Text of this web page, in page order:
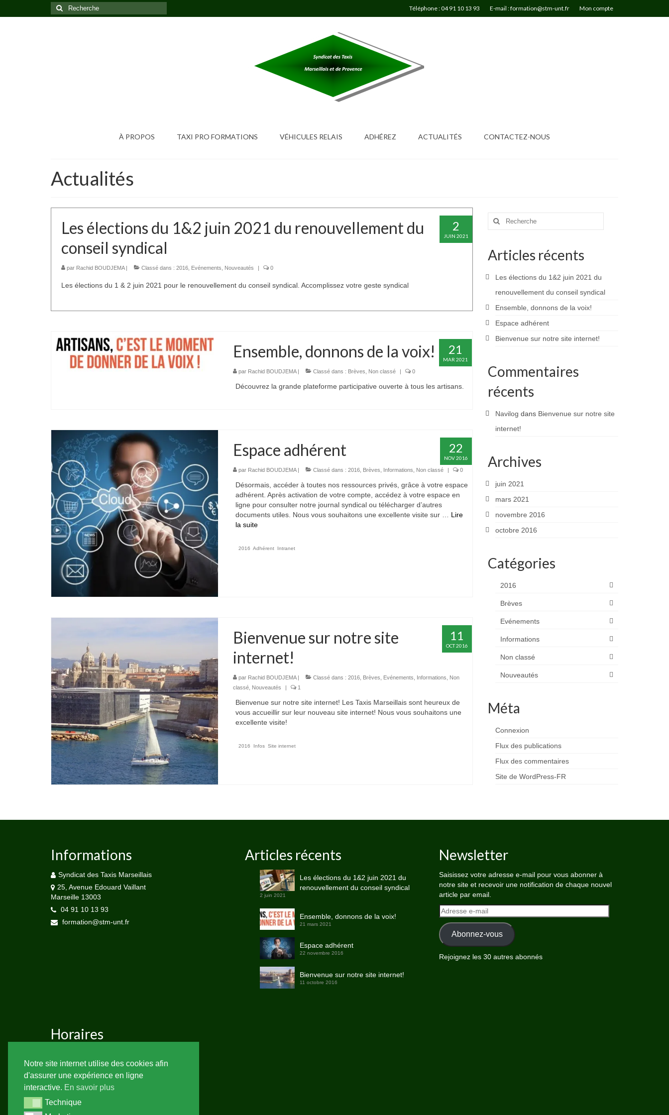
Téléphone : 04 91 10 13 93 E-mail : formation@stm-unt.fr Mon compte
Rechercher
:
À PROPOS TAXI PRO FORMATIONS VÉHICULES RELAIS ADHÉREZ ACTUALITÉS CONTACTEZ-NOUS
Actualités
2
JUIN 2021
Les élections du 1&2 juin 2021 du renouvellement du
conseil syndical
par Rachid BOUDJEMA| Classé dans : 2016 Evénements Nouveautés | 0
Les élections du 1 & 2 juin 2021 pour le renouvellement du conseil syndical. Accomplissez votre geste syndical
21
MAR 2021
Ensemble, donnons de la voix!
par Rachid BOUDJEMA| Classé dans : Brèves Non classé | 0
Découvrez la grande plateforme participative ouverte à tous les artisans.
22
NOV 2016
Espace adhérent
par Rachid BOUDJEMA| Classé dans : 2016, Brèves Informations Non classé | 0
Désormais, accéder à toutes nos ressources privés, grâce à votre espace
adhérent. Après activation de votre compte, accédez à votre espace en
ligne pour consulter notre journal syndical ou télécharger d’autres
documents utiles. Nous vous souhaitons une excellente visite sur … Lire
la suite­­
2016 Adhérent, Intranet
11
OCT 2016
Bienvenue sur notre site
internet!
par Rachid BOUDJEMA| Classé dans : 2016, Brèves Evénements Informations
Non
classé, Nouveautés | 1
Bienvenue sur notre site internet! Les Taxis Marseillais sont heureux de
vous accueillir sur leur nouveau site internet! Nous vous souhaitons une
excellente visite!
2016 Infos, Site internet
Rechercher
Articles récents
Les élections du 1&2 juin 2021 du
renouvellement du conseil syndical
Ensemble, donnons de la voix!
Espace adhérent
Bienvenue sur notre site internet!
Commentaires
récents
Navilog dans Bienvenue sur notre site
internet!
Archives
juin 2021
mars 2021
novembre 2016
octobre 2016
Catégories
2016
Brèves
Evénements
Informations
Non classé
Nouveautés
Méta
Connexion
Flux des publications
Flux des commentaires
Site de WordPress-FR
Informations
Syndicat des Taxis Marseillais
25, Avenue Edouard Vaillant
Marseille 13003
04 91 10 13 93
formation@stm-unt.fr
Horaires
14h à 17h
Suivez-nous
Articles récents
Les élections du 1&2 juin 2021 du
renouvellement du conseil syndical
2 juin 2021
Ensemble, donnons de la voix!
21 mars 2021
Espace adhérent
22 novembre 2016
Bienvenue sur notre site internet!
11 octobre 2016
Newsletter
Saisissez votre adresse e-mail pour vous abonner à
notre site et recevoir une notification de chaque nouvel
article par email.
Adresse
e-
mail
Abonnez-vous
Rejoignez les 30 autres abonnés
Notre site internet utilise des cookies afin
d'assurer une expérience en ligne
interactive. En savoir plus
Technique
Technique